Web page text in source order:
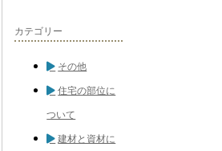
カテゴリー
その他
住宅の部位に
ついて
建材と資材に